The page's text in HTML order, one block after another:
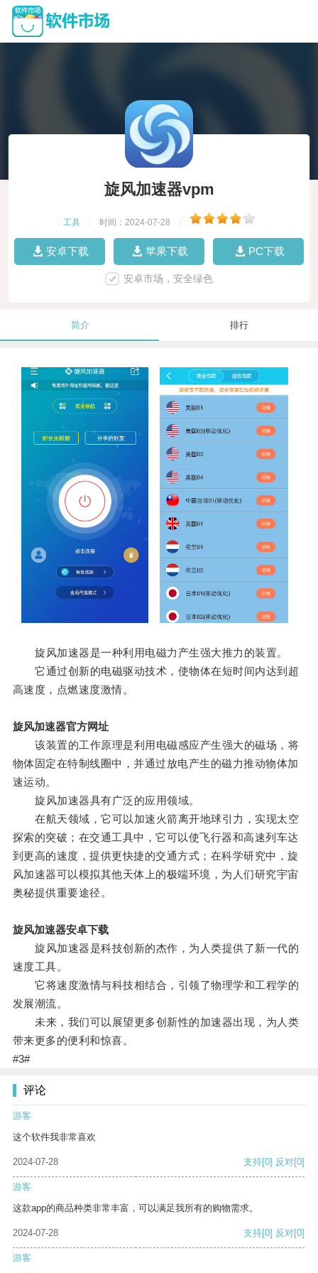
旋风加速器vpm
工具 时间：2024-07-28
安卓下载 苹果下载 PC下载
安卓市场，安全绿色
简介 排行
旋风加速器是一种利用电磁力产生强大推力的装置。
它通过创新的电磁驱动技术，使物体在短时间内达到超
高速度，点燃速度激情。
旋风加速器官方网址
该装置的工作原理是利用电磁感应产生强大的磁场，将
物体固定在特制线圈中，并通过放电产生的磁力推动物体加
速运动。
旋风加速器具有广泛的应用领域。
在航天领域，它可以加速火箭离开地球引力，实现太空
探索的突破；在交通工具中，它可以使飞行器和高速列车达
到更高的速度，提供更快捷的交通方式；在科学研究中，旋
风加速器可以模拟其他天体上的极端环境，为人们研究宇宙
奥秘提供重要途径。
旋风加速器安卓下载
旋风加速器是科技创新的杰作，为人类提供了新一代的
速度工具。
它将速度激情与科技相结合，引领了物理学和工程学的
发展潮流。
未来，我们可以展望更多创新性的加速器出现，为人类
带来更多的便利和惊喜。
#3#
评论
游客
这个软件我非常喜欢
2024-07-28 支持[0] 反对[0]
游客
这款app的商品种类非常丰富，可以满足我所有的购物需求。
2024-07-28 支持[0] 反对[0]
游客